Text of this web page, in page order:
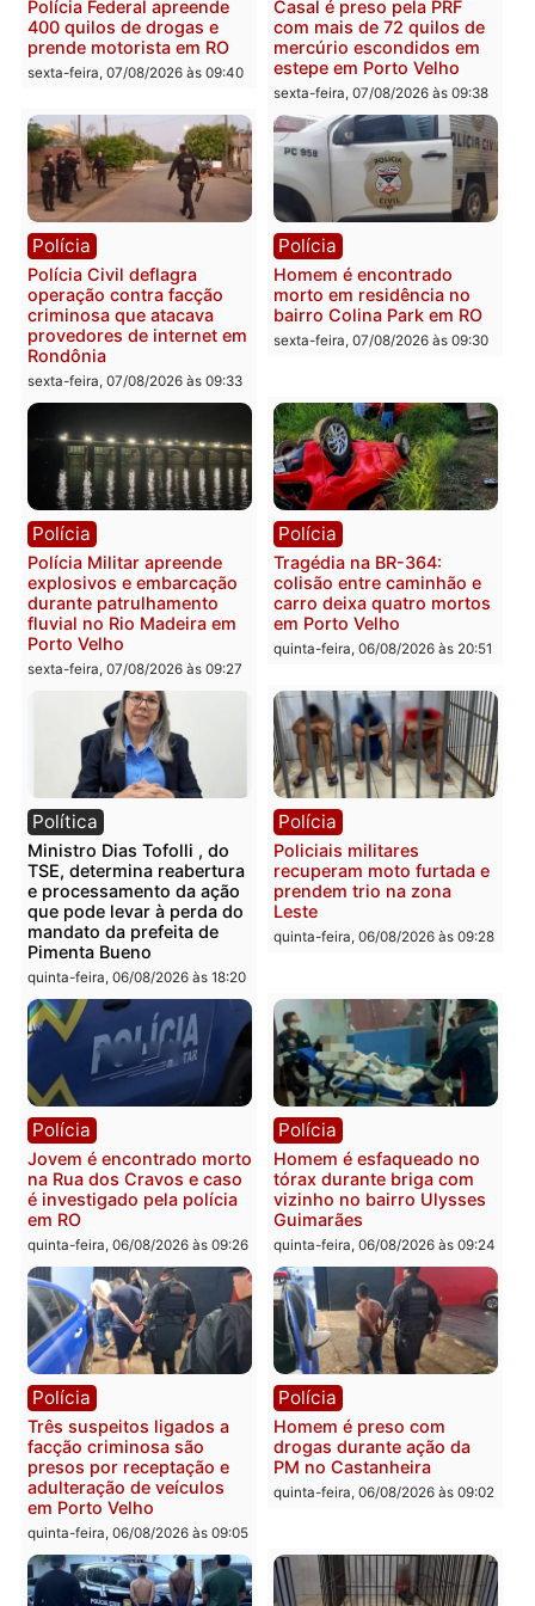
Você também vai querer ler...
Polícia
Polícia Federal apreende
400 quilos de drogas e
prende motorista em RO
sexta-feira, 07/08/2026 às 09:40
Polícia
Casal é preso pela PRF
com mais de 72 quilos
mercúrio escondidos em
estepe em Porto Velho
sexta-feira, 07/08/2026 às
Polícia
Polícia Civil deflagra
operação contra facção
criminosa que atacava
provedores de internet em
Rondônia
sexta-feira, 07/08/2026 às 09:33
Polícia
Homem é encontrado
morto em residência no
bairro Colina Park em RO
sexta-feira, 07/08/2026 às
Polícia
Polícia Militar apreende
explosivos e embarcação
durante patrulhamento
fluvial no Rio Madeira em
Porto Velho
sexta-feira, 07/08/2026 às 09:27
Polícia
Tragédia na BR-364:
colisão entre caminhão e
carro deixa quatro
em Porto Velho
Política
Ministro Dias Tofolli , do
TSE, determina reabertura
e processamento da ação
que pode levar à perda do
mandato da prefeita de
Pimenta Bueno
quinta-feira, 06/08/2026 às 18:20
Polícia
Policiais militares
recuperam moto furtada
prendem trio na zona
Leste
quinta-feira, 06/08/2026 às
Polícia
Jovem é encontrado morto
na Rua dos Cravos e caso
é investigado pela polícia
em RO
Polícia
vizinho no bairro
Guimarães